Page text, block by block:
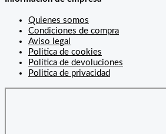
Quienes somos
Condiciones de compra
Aviso legal
Politica de cookies
Política de devoluciones
Politica de privacidad